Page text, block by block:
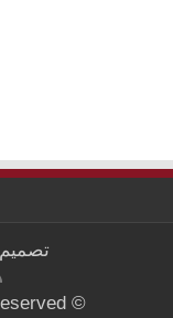
تصميم
© Copyright 2026, All Rights Reserved